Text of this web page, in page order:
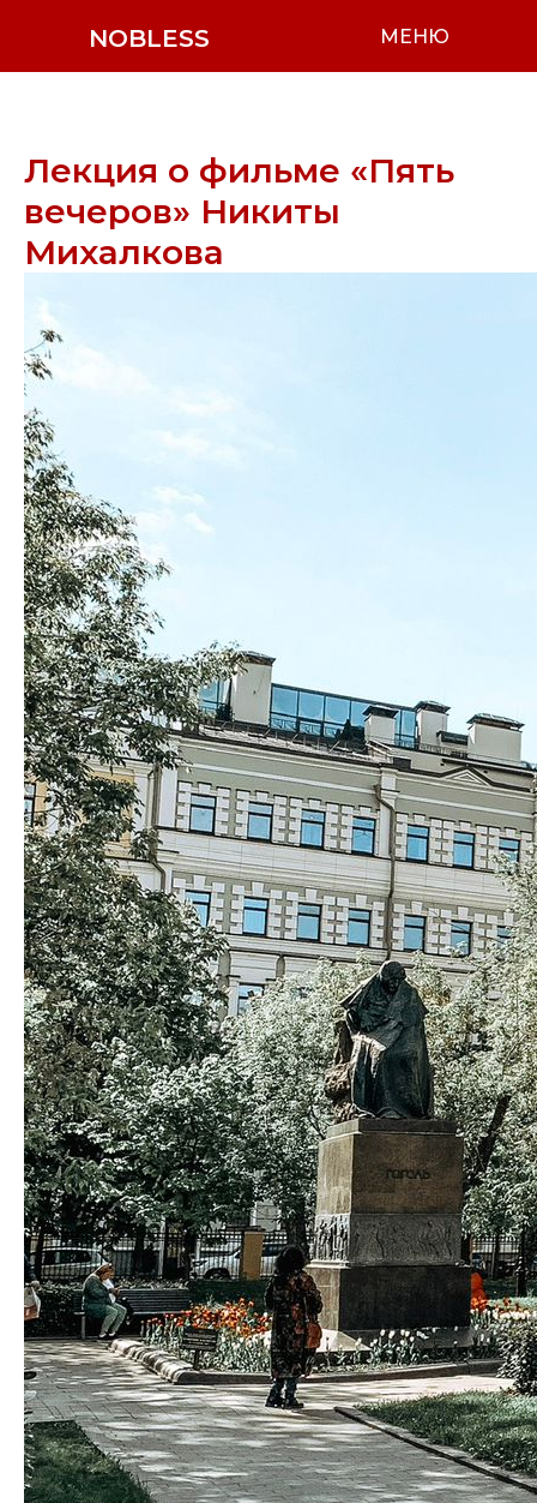
NOBLESS МЕНЮ
Лекция о фильме «Пять
вечеров» Никиты
Михалкова